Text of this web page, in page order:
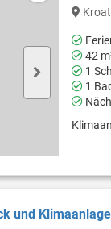
42
1
1
und Klimaanlage